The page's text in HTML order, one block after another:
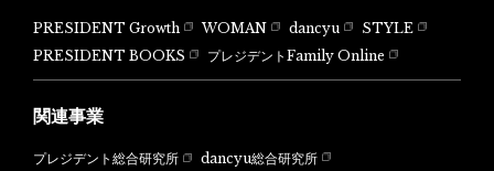
PRESIDENT Growth WOMAN dancyu
STYLE
PRESIDENT BOOKS
プレジデントFamily Online
関連事業
プレジデント総合研究所 dancyu総合研究所